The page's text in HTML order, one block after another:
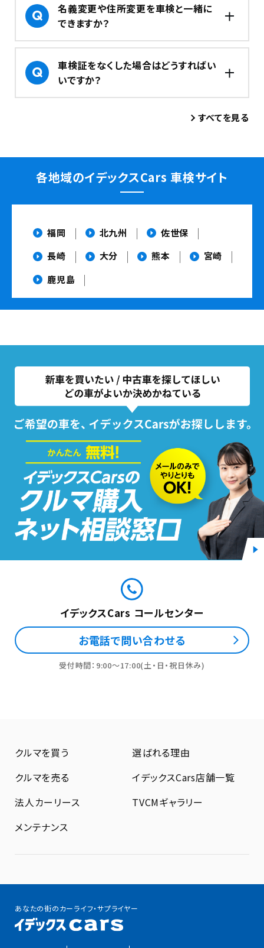
名義変更や住所変更を車検と一緒に
できますか？
車検証をなくした場合はどうすればい
いですか？
すべてを見る
各地域のイデックスCars 車検サイト
福岡 北九州
佐世保
長崎
大分 熊本
宮崎
鹿児島
イデックスCars コールセンター
お電話で問い合わせる
受付時間：9:00〜17:00(土・日・祝日休み)
クルマを買う
クルマを売る
法人カーリース
メンテナンス
選ばれる理由
イデックスCars店舗一覧
TVCMギャラリー
あなたの街のカーライフ・サプライヤー